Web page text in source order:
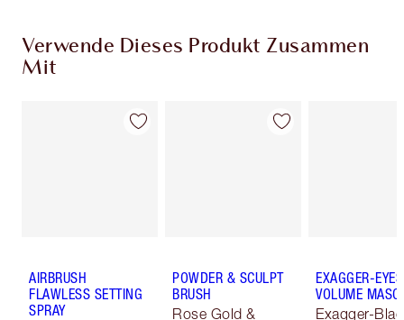
Verwende Dieses Produkt Zusammen
Mit
AIRBRUSH
FLAWLESS SETTING
SPRAY
POWDER & SCULPT
BRUSH
Rose Gold &
EXAGGER-EYES
VOLUME
Exagger-